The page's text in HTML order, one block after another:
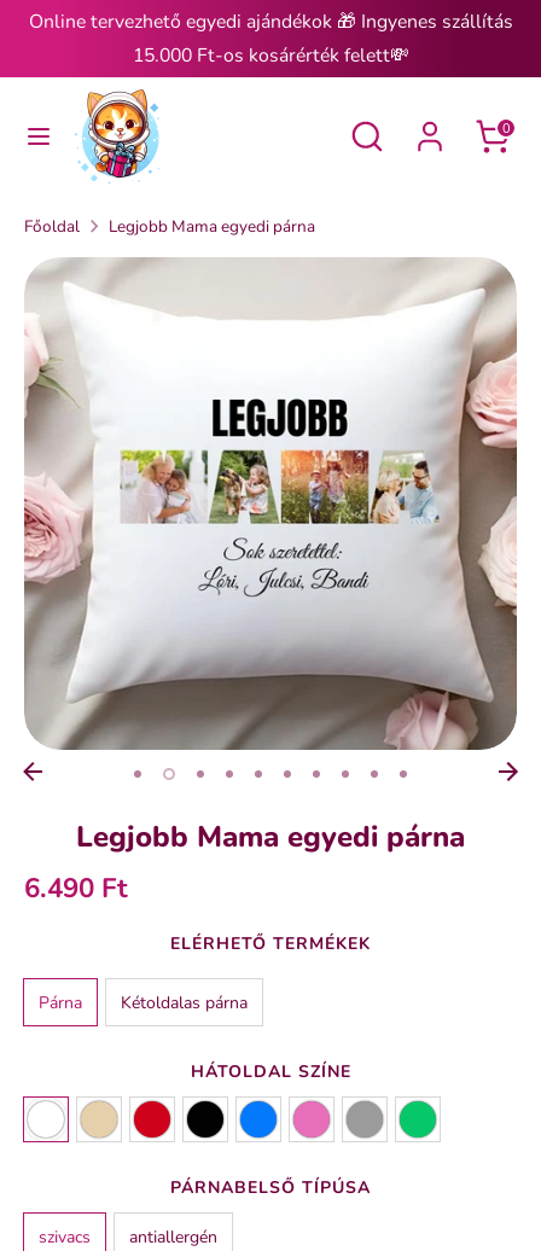
Ugrás
tartalomra
Online tervezhető egyedi ajándékok 🎁 Ingyenes szállítás
15.000 Ft-os kosárérték felett💸
Keresés
Keresés 0
KeresésKeresés
Főoldal Legjobb Mama egyedi párna
Legjobb Mama egyedi párna
6.490 Ft
ELÉRHETŐ TERMÉKEK
Párna Kétoldalas párna
HÁTOLDAL SZÍNE
PÁRNABELSŐ TÍPÚSA
szivacs antiallergén